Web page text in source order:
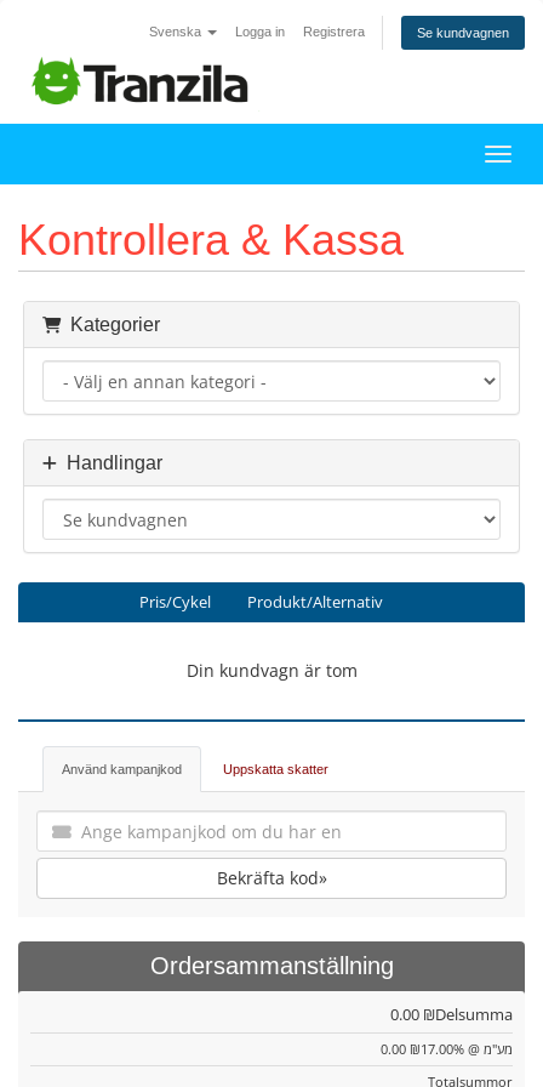
Svenska Logga in Registrera Se kundvagnen
Kontrollera & Kassa
Kategorier
Handlingar
Produkt/Alternativ
Pris/Cykel
Din kundvagn är tom
Använd kampanjkod Uppskatta skatter
Bekräfta kod»
Ordersammanställning
Delsumma
0.00 ₪
מע"מ @ 17.00%
0.00 ₪
Totalsummor